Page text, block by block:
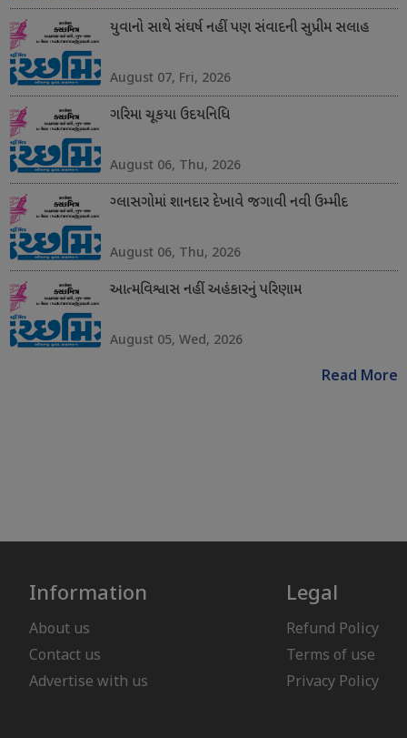
યુવાનો સાથે સંઘર્ષ નહીં પણ સંવાદની સુપ્રીમ સલાહ
August 07, Fri, 2026
ગરિમા ચૂકયા ઉદયનિધિ
August 06, Thu, 2026
ગ્લાસગોમાં શાનદાર દેખાવે જગાવી નવી ઉમ્મીદ
August 06, Thu, 2026
આત્મવિશ્વાસ નહીં અહંકારનું પરિણામ
August 05, Wed, 2026
Read More
Information
About us
Contact us
Advertise with us
Legal
Refund Policy
Terms of use
Privacy Policy